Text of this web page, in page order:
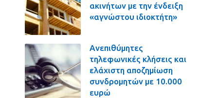
ακινήτων με την ένδειξη
«αγνώστου ιδιοκτήτη»
Ανεπιθύμητες
τηλεφωνικές κλήσεις και
ελάχιστη αποζημίωση
συνδρομητών με 10.000
ευρώ